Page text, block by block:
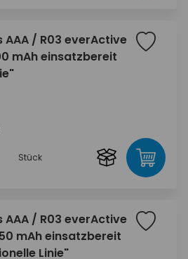
AAA / R03 everActive
mAh einsatzbereit
Stück
AAA / R03 everActive
mAh einsatzbereit
Linie"